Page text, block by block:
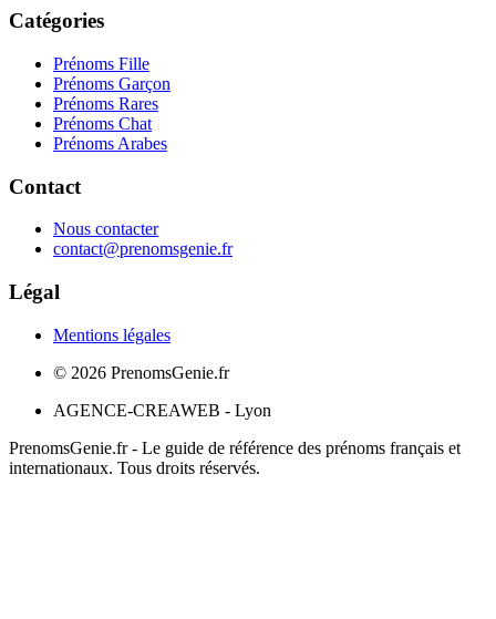
Catégories
Prénoms Fille
Prénoms Garçon
Prénoms Rares
Prénoms Chat
Prénoms Arabes
Contact
Nous contacter
contact@prenomsgenie.fr
Légal
Mentions légales
© 2026 PrenomsGenie.fr
AGENCE-CREAWEB - Lyon
PrenomsGenie.fr - Le guide de référence des prénoms français et
internationaux. Tous droits réservés.